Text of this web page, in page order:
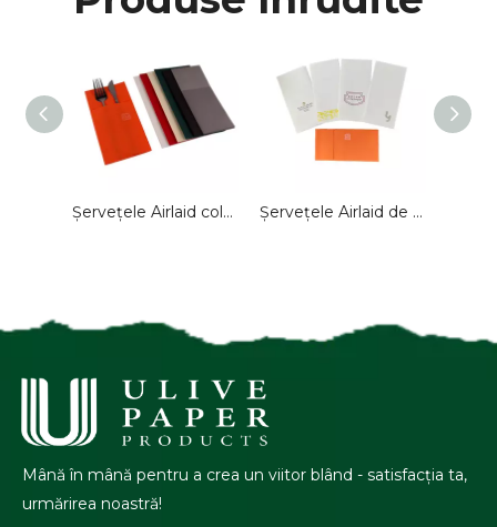
Șervețele Airlaid color personalizate de unică folosință pentru restaurant Șervețele Airlaid de unică folosință Logo personalizat 40*40cm Hârtii șervețele Servețele Servețele de cină pentru Restaurant
Mână în mână pentru a crea un viitor blând - satisfacția ta,
urmărirea noastră!